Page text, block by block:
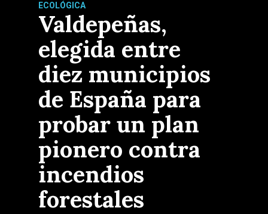
ECOLÓGICA
Valdepeñas,
elegida entre
diez municipios
de España para
probar un plan
pionero contra
incendios
forestales